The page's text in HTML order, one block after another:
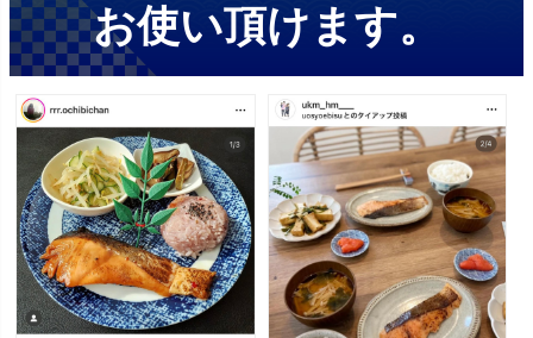
お使い頂けます。